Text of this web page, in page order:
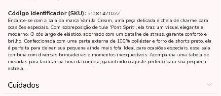
Código identificador (SKU): 51181421022
Encante-se com a saia da marca Vanilla Cream, uma peça delicada e cheia de charme para
ocasiões especiais. Com sobreposição de tule 'Pont Sprit', ela traz um visual elegante e
moderno. O cós largo de elástico, adornado com um detalhe de strass, garante conforto e
brilho. Confeccionada com uma parte externa de 100% poliéster e forro de shorts preto, ela
é perfeita para deixar sua pequena ainda mais fofa. Ideal para ocasiões especiais, essa saia
combina com diversas brincadeiras e momentos inesquecíveis. Acompanha uma tabela de
medidas para facilitar na hora da compra, garantindo o ajuste perfeito para sua pequena
estrela.
Cuidados